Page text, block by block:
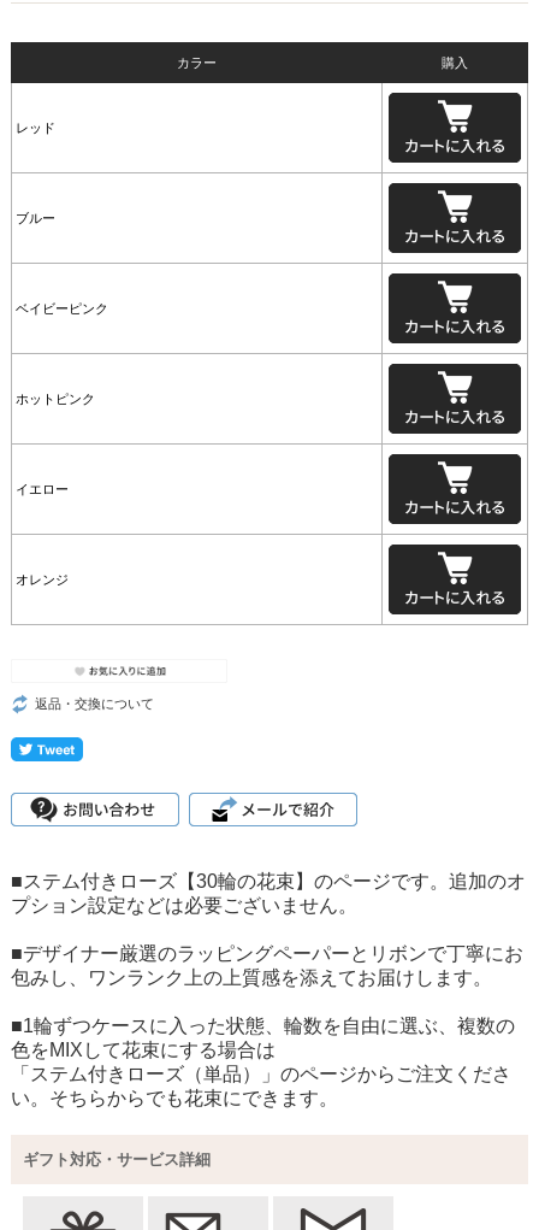
カラー 購入
レッド
ブルー
ベイビーピンク
ホットピンク
イエロー
オレンジ
返品・交換について
■ステム付きローズ【30輪の花束】のページです。追加のオ
プション設定などは必要ございません。
■デザイナー厳選のラッピングペーパーとリボンで丁寧にお
包みし、ワンランク上の上質感を添えてお届けします。
■1輪ずつケースに入った状態、輪数を自由に選ぶ、複数の
色をMIXして花束にする場合は
「ステム付きローズ（単品）」 のページからご注文くださ
い。そちらからでも花束にできます。
ギフト対応・サービス詳細